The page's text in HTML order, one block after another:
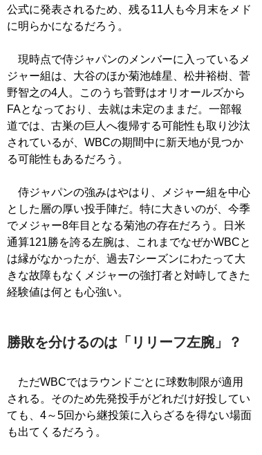
公式に発表されるため、残る11人も今月末をメド
に明らかになるだろう。
現時点で侍ジャパンのメンバーに入っているメ
ジャー組は、大谷のほか菊池雄星、松井裕樹、菅
野智之の4人。このうち菅野はオリオールズから
FAとなっており、去就は未定のままだ。一部報
道では、古巣の巨人へ復帰する可能性も取り沙汰
されているが、WBCの期間中に新天地が見つか
る可能性もあるだろう。
侍ジャパンの強みはやはり、メジャー組を中心
とした層の厚い投手陣だ。特に大きいのが、今季
でメジャー8年目となる菊池の存在だろう。日米
通算121勝を誇る左腕は、これまでなぜかWBCと
は縁がなかったが、過去7シーズンにわたって大
きな故障もなくメジャーの強打者と対峙してきた
経験値は何とも心強い。
勝敗を分けるのは「リリーフ左腕」？
ただWBCではラウンドごとに球数制限が適用
される。そのため先発投手がどれだけ好投してい
ても、4～5回から継投策に入らざるを得ない場面
も出てくるだろう。